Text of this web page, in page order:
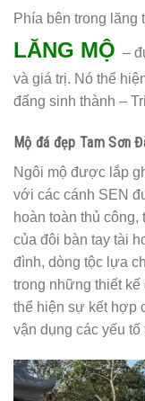
Phía bên trong lăng
LĂNG MỘ –
và giá trị. Nó thể
đấng sinh thành –
Mộ đá đẹp Tam Sơn
Ngôi mộ được lắp
với các cánh SEN
hoàn toàn thủ
của đôi bàn tay tài
đình, dòng tộc lựa
trong những thiết kế
thể hiện sự kết hợp
vận dụng các yếu tố